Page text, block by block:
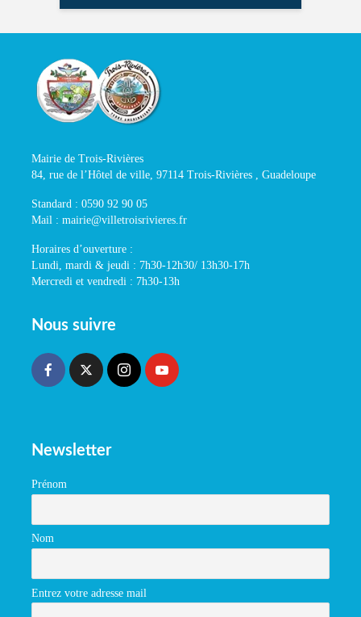
Mairie de Trois-Rivières
84, rue de l’Hôtel de ville, 97114 Trois-Rivières , Guadeloupe
Standard : 0590 92 90 05
Mail : mairie@villetroisrivieres.fr
Horaires d’ouverture :
Lundi, mardi & jeudi : 7h30-12h30/ 13h30-17h
Mercredi et vendredi : 7h30-13h
Nous suivre
Newsletter
Prénom
Nom
Entrez votre adresse mail